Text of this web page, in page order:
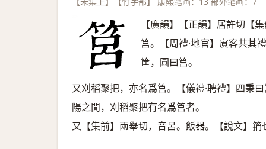
【廣韻】【正韻】居許切【
筥。【周禮·地官】賔客共其
筐，圓曰筥。
又刈稻聚把，亦名爲筥。【儀禮·聘禮】四秉
陽之閒，刈稻聚把有名爲筥者。
又【集前】兩舉切，音呂。飯器。【說文】䈰